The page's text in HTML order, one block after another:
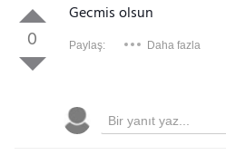
0
Gecmis olsun
Paylaş: Daha fazla